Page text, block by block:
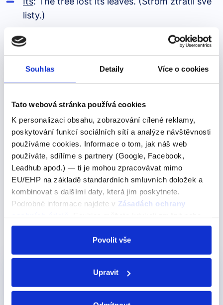
Souhlas Detaily Více o cookies
Tato webová stránka používá cookies
K personalizaci obsahu, zobrazování cílené reklamy,
poskytování funkcí sociálních sítí a analýze návštěvnosti
používáme cookies. Informace o tom, jak náš web
používáte, sdílíme s partnery (Google, Facebook,
Leadhub apod.) — ti je mohou zpracovávat mimo
EU/EHP na základě standardních smluvních doložek a
kombinovat s dalšími daty, která jim poskytnete.
Podrobné informace najdete v Zásadách ochrany
odvolat v nastavení cookies, případně se obrátit na
Povolit vše
Upravit
listy.)
Our
: Our parents are nice. (Naši rodiče jsou
Your(množné číslo): Your seats are over
there. (Vaše místa jsou tamhle.)
Their: Their house is beautiful. (Jejich dům je
krásný.)
Přivlastňovací zájmena tedy ukazují, komu něco patří
nebo ke komu něco náleží. Jsou důležitou součástí
každodenní komunikace a proto to spadají do základní
Produkty, kde výraz nebo frázi učíme
Pro začátečníky